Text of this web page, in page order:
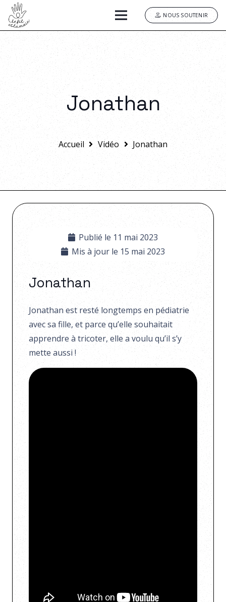
NOUS SOUTENIR
Jonathan
Accueil Vidéo Jonathan
Publié le 11 mai 2023
Mis à jour le 15 mai 2023
Jonathan
Jonathan est resté longtemps en pédiatrie
avec sa fille, et parce qu’elle souhaitait
apprendre à tricoter, elle a voulu qu’il s’y
mette aussi !